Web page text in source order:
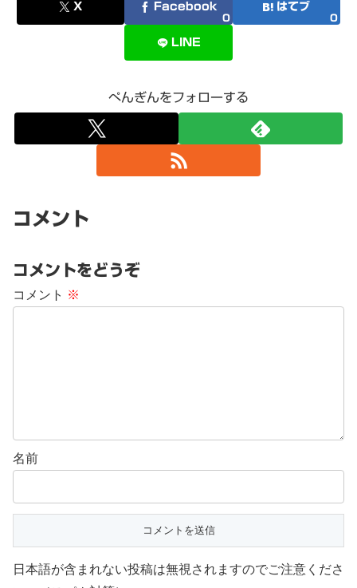
X Facebook
0
はてブ
0
LINE
ぺんぎんをフォローする
コメント
コメントをどうぞ
コメント ※
名前
日本語が含まれない投稿は無視されますのでご注意くださ